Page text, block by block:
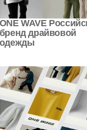
ONE WAVE
бренд драйвовой
одежды